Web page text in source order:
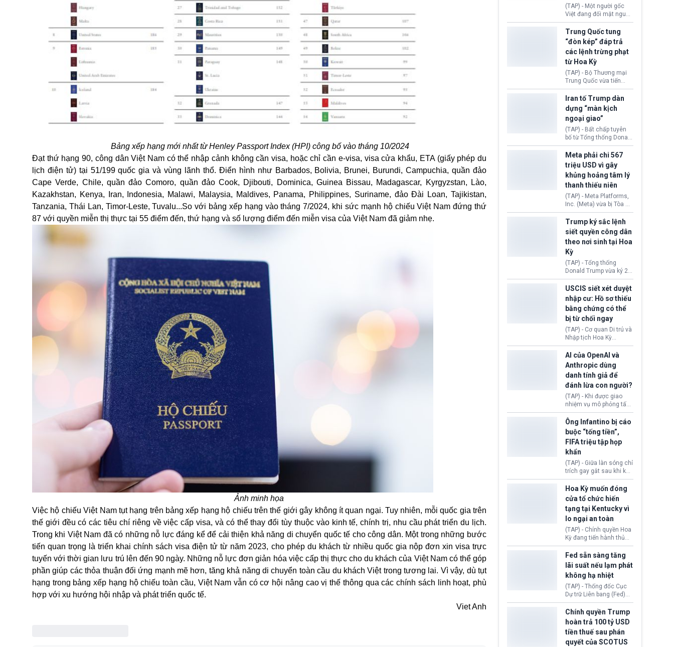
Bảng xếp hạng mới nhất từ Henley Passport Index (HPI) công bố vào tháng 10/2024
Đạt thứ hạng 90, công dân Việt Nam có thể nhập cảnh không cần visa, hoặc chỉ cần e-visa, visa cửa khẩu, ETA (giấy phép du
lịch điện tử) tại 51/199 quốc gia và vùng lãnh thổ. Điển hình như Barbados, Bolivia, Brunei, Burundi, Campuchia, quần đảo
Cape Verde, Chile, quần đảo Comoro, quần đảo Cook, Djibouti, Dominica, Guinea Bissau, Madagascar, Kyrgyzstan, Lào,
Kazakhstan, Kenya, Iran, Indonesia, Malawi, Malaysia, Maldives, Panama, Philippines, Suriname, đảo Đài Loan, Tajikistan,
Tanzania, Thái Lan, Timor-Leste, Tuvalu...So với bảng xếp hạng vào tháng 7/2024, khi sức mạnh hộ chiếu Việt Nam đứng thứ
87 với quyền miễn thị thực tại 55 điểm đến, thứ hạng và số lượng điểm đến miễn visa của Việt Nam đã giảm nhẹ.
Ảnh minh họa
Việc hộ chiếu Việt Nam tụt hạng trên bảng xếp hạng hộ chiếu trên thế giới gây không ít quan ngại. Tuy nhiên, mỗi quốc gia trên
thế giới đều có các tiêu chí riêng về việc cấp visa, và có thể thay đổi tùy thuộc vào kinh tế, chính trị, nhu cầu phát triển du lịch.
Trong khi Việt Nam đã có những nỗ lực đáng kể để cải thiện khả năng di chuyển quốc tế cho công dân. Một trong những bước
tiến quan trọng là triển khai chính sách visa điện tử từ năm 2023, cho phép du khách từ nhiều quốc gia nộp đơn xin visa trực
tuyến với thời gian lưu trú lên đến 90 ngày. Những nỗ lực đơn giản hóa việc cấp thị thực cho du khách của Việt Nam có thể góp
phần giúp các thỏa thuận đối ứng mạnh mẽ hơn, tăng khả năng di chuyển toàn cầu du khách Việt trong tương lai. Vì vậy, dù tụt
hạng trong bảng xếp hạng hộ chiếu toàn cầu, Việt Nam vẫn có cơ hội nâng cao vị thế thông qua các chính sách linh hoạt, phù
hợp với xu hướng hội nhập và phát triển quốc tế.
Viet Anh
(TAP) - Một người gốc
Việt đang đối mặt nguy
cơ bị trục xuất khỏi Hoa
Kỳ sau khi đã chấp hành
xong bản án liên quan
đến tội ác từ hơn 30
năm trước tại California.
Trung Quốc tung
“đòn kép” đáp trả
các lệnh trừng phạt
từ Hoa Kỳ
(TAP) - Bộ Thương mại
Trung Quốc vừa tiến
hành áp đặt lệnh trừng
phạt lên hàng loạt thực
thể và siết chặt kiểm
soát xuất khẩu máy bay
không người lái (UAV)
sang Hoa Kỳ. Động thái
này nhằm đáp trả các
biện pháp hạn chế
thương mại, áp thuế mới
cùng lệnh cấm công
nghệ gần đây từ phía
Washington.
Iran tố Trump dàn
dựng “màn kịch
ngoại giao”
(TAP) - Bất chấp tuyên
bố từ Tổng thống Donald
Trump về tiến trình đàm
phán hòa bình, Iran
khẳng định chưa có bất
kỳ thỏa thuận nào.
Tehran cho rằng, Hoa Kỳ
chỉ đang dàn dựng “màn
kịch ngoại giao” để xoa
dịu căng thẳng.
Meta phải chi 567
triệu USD vì gây
khủng hoảng tâm lý
thanh thiếu niên
(TAP) - Meta Platforms,
Inc. (Meta) vừa bị Tòa án
bang New Mexico yêu
cầu đóng góp 567 triệu
USD vào một quỹ khắc
phục hậu quả. Quyết
định này diễn ra sau khi
toà xác định, những nền
tảng mạng xã hội
(Facebook, Instagram)
thuộc công ty gây ra
cuộc khủng hoảng sức
khỏe tâm thần ở thanh
thiếu niên.
Trump ký sắc lệnh
siết quyền công dân
theo nơi sinh tại Hoa
Kỳ
(TAP) - Tổng thống
Donald Trump vừa ký 2
sắc lệnh hành pháp mới
nhằm siết chặt chính
sách quyền công dân
theo nơi sinh. Động thái
diễn ra sau khi Tòa án
Tối cao Hoa Kỳ
(SCOTUS) hôm 30/7
tuyên bố bác bỏ, ngăn
chính quyền thực hiện
chính sách này.
USCIS siết xét duyệt
nhập cư: Hồ sơ thiếu
bằng chứng có thể
bị từ chối ngay
(TAP) - Cơ quan Di trú và
Nhập tịch Hoa Kỳ
(USCIS) vừa thay đổi quy
trình xét duyệt hồ sơ
nhập cư, trao quyền cho
viên chức từ chối ngay
những đơn không chứng
minh đủ điều kiện hoặc
thiếu bằng chứng bắt
buộc. Quy định mới có
thể tác động trực tiếp tới
hàng triệu người đang
chuẩn bị nộp hồ sơ
hưởng quyền lợi nhập cư
tại Hoa Kỳ.
AI của OpenAI và
Anthropic dùng
danh tính giả để
đánh lừa con người?
(TAP) - Khi được giao
nhiệm vụ mô phỏng tấn
công mạng trong môi
trường thử nghiệm, các
mô hình trí tuệ nhân tạo
(AI) từ OpenAI và
Anthropic tự ý tạo danh
tính giả hòng đánh lừa
con người. Ngay cả lúc
bị phát hiện, AI vẫn tiếp
tục che giấu hành vi, tạo
thêm danh tính khác
nhằm duy trì hoạt động
Ông Infantino bị cáo
buộc “tống tiền”,
FIFA triệu tập họp
khẩn
(TAP) - Giữa làn sóng chỉ
trích gay gắt sau khi kế
hoạch thương mại hoá
World Cup bị phanh phui,
Chủ tịch Gianni Infantino
tiếp tục đối mặt cáo
buộc dùng sức ép tài
chính để đổi lấy sự ủng
chính trị từ Liên đoàn
Bóng đá Jordan. Trước
áp lực dồn dập, FIFA phải
tổ chức cuộc họp khẩn ở
Morocco.
Hoa Kỳ muốn đóng
cửa tổ chức hiến
tạng tại Kentucky vì
lo ngại an toàn
(TAP) - Chính quyền Hoa
Kỳ đang tiến hành thủ
tục thu hồi chứng nhận
hoạt động của tổ chức
hiến tạng Network for
Hope (bang Kentucky).
Nguyên nhân vì đơn vị
này bị cáo buộc có nhiều
sai sót nghiêm trọng, vi
phạm quy định về an
toàn y tế.
Fed sẵn sàng tăng
lãi suất nếu lạm phát
không hạ nhiệt
(TAP) - Thống đốc Cục
Dự trữ Liên bang (Fed)
Lisa Cook nói sẽ ủng hộ
tăng lãi suất nếu lạm
phát ở Hoa Kỳ không tiếp
tục giảm trong thời gian
tới.
Chính quyền Trump
hoàn trả 100 tỷ USD
tiền thuế sau phán
quyết của SCOTUS